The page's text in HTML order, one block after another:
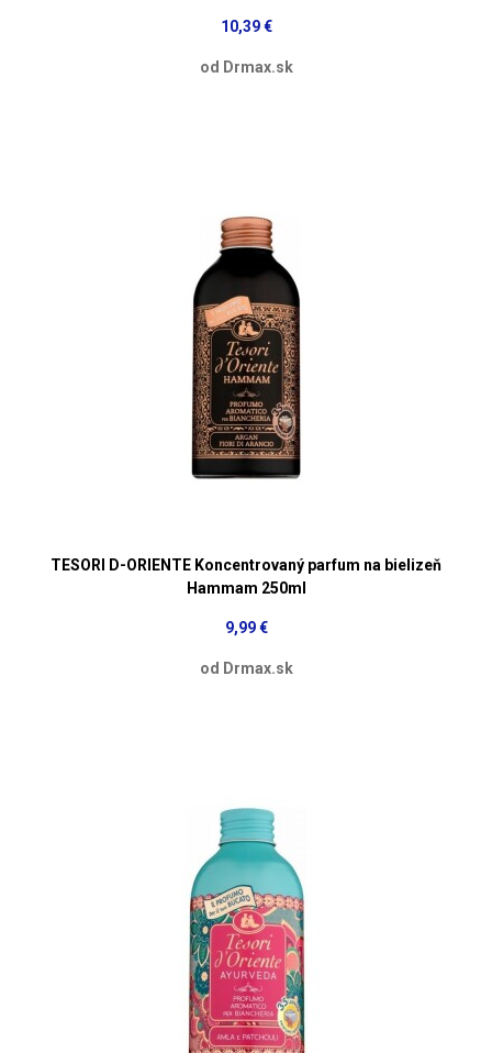
10,39 €
od Drmax.sk
TESORI D-ORIENTE Koncentrovaný parfum na bielizeň
Hammam 250ml
9,99 €
od Drmax.sk